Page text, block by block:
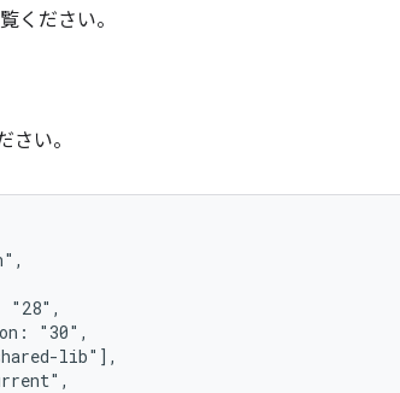
ください。
さい。
"28",
"30",
lib"],